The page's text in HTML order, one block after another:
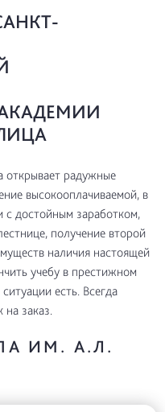
радужные
высокооплачиваемой, в
достойным заработком,
получение второй
наличия настоящей
учебу в престижном
есть. Всегда
заказ.
ИМ. А.Л.